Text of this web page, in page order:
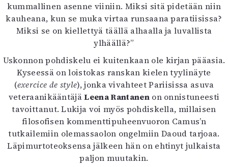
kummallinen asenne viiniin. Miksi sitä pidetään niin
kauheana, kun se muka virtaa runsaana paratiisissa?
Miksi se on kiellettyä täällä alhaalla ja luvallista
ylhäällä?”
Uskonnon pohdiskelu ei kuitenkaan ole kirjan pääasia.
Kyseessä on loistokas ranskan kielen tyylinäyte
(exercice de style), jonka vivahteet Pariisissa asuva
veteraanikääntäjäLeena Rantanenon onnistuneesti
tavoittanut. Lukija voi myös pohdiskella, millaisen
filosofisen kommenttipuheenvuoron Camus’n
tutkailemiin olemassaolon ongelmiin Daoud tarjoaa.
Läpimurtoteoksensa jälkeen hän on ehtinyt julkaista
paljon muutakin.